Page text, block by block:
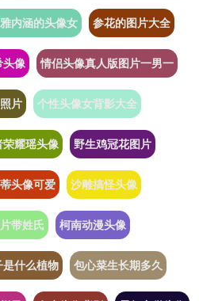
内涵的头像女 参花的图片大全
头像 情侣头像真人版图片一男一
片 个性头像女背影大全
荣耀瑶头像 野生鸡冠花图片
头像可爱 沙雕搞怪头像
带姓氏 柯南动漫头像
是什么植物 包心菜生长期多久